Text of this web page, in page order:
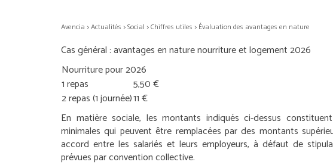
Avencia >Actualités >Social >Chiffres utiles > Évaluation des avantages en nature
Cas général : avantages en nature nourriture et logement 2026
Nourriture pour 2026
1 repas
5,50 €
2 repas (1 journée)11 €
En matière sociale, les montants indiqués ci-dessus
minimales qui peuvent être remplacées par des montants
accord entre les salariés et leurs employeurs, à défaut de
prévues par convention collective.